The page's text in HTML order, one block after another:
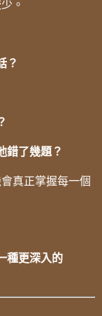
。
？
錯了幾題？
真正掌握每一個
種更深入的